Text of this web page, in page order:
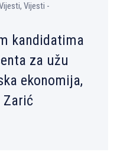
Vijesti -
kandidatima
za užu
ekonomija,
Zarić